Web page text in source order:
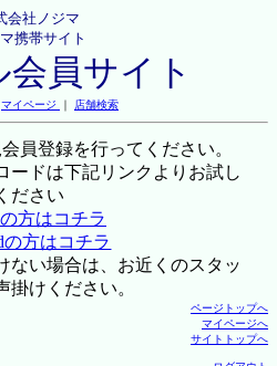
会社ノジマ
携帯サイト
員サイト
マイページ ｜ 店舗検索
員登録を行ってください。
ードは下記リンクよりお試し
ださい
方はコチラ
の方はコチラ
ない場合は、お近くのスタッ
掛けください。
ページトップへ
マイページへ
サイトトップへ